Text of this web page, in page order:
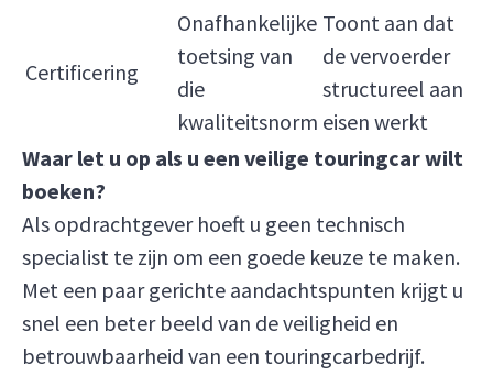
Certificering
Onafhankelijke
toetsing van
die
kwaliteitsnorm
Toont aan dat
de vervoerder
structureel aan
eisen werkt
Waar let u op als u een veilige touringcar wilt
boeken?
Als opdrachtgever hoeft u geen technisch
specialist te zijn om een goede keuze te maken.
Met een paar gerichte aandachtspunten krijgt u
snel een beter beeld van de veiligheid en
betrouwbaarheid van een touringcarbedrijf.